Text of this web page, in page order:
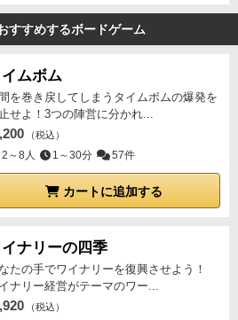
すすめするボードゲーム
ムボム
を巻き戻してしまうタイムボムの爆発を
せよ！3つの陣営に分かれ...
（税込）
2～8人 1～30分 57件
カートに追加する
イナリーの四季
たの手でワイナリーを復興させよう！
ナリー経営がテーマのワー...
（税込）